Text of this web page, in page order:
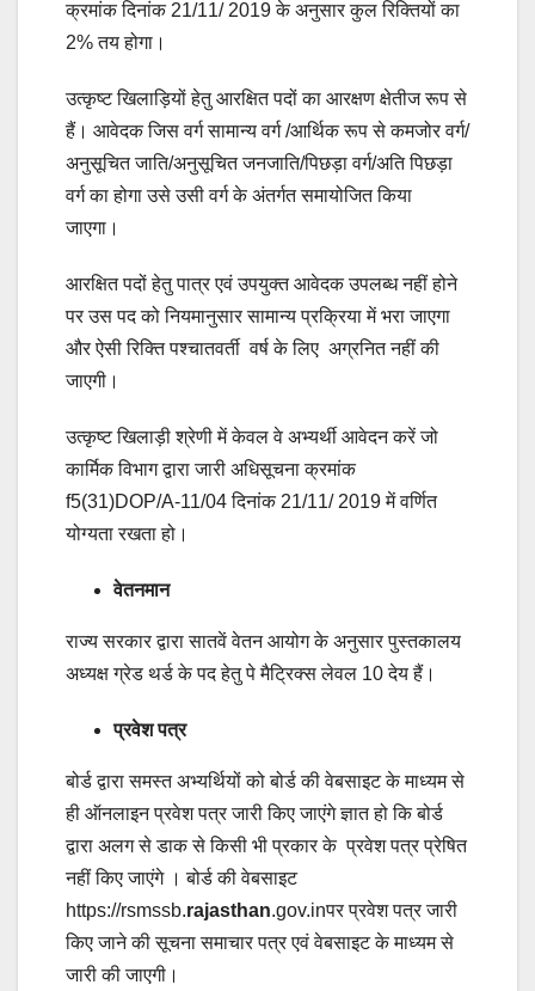
क्रमांक दिनांक 21/11/ 2019 के अनुसार कुल रिक्तियों का
2% तय होगा।
उत्कृष्ट खिलाड़ियों हेतु आरक्षित पदों का आरक्षण क्षेतीज रूप से
हैं। आवेदक जिस वर्ग सामान्य वर्ग /आर्थिक रूप से कमजोर वर्ग/
अनुसूचित जाति/अनुसूचित जनजाति/पिछड़ा वर्ग/अति पिछड़ा
वर्ग का होगा उसे उसी वर्ग के अंतर्गत समायोजित किया
जाएगा।
आरक्षित पदों हेतु पात्र एवं उपयुक्त आवेदक उपलब्ध नहीं होने
पर उस पद को नियमानुसार सामान्य प्रक्रिया में भरा जाएगा
और ऐसी रिक्ति पश्चातवर्ती वर्ष के लिए अग्रनित नहीं की
जाएगी।
उत्कृष्ट खिलाड़ी श्रेणी में केवल वे अभ्यर्थी आवेदन करें जो
कार्मिक विभाग द्वारा जारी अधिसूचना क्रमांक
f5(31)DOP/A-11/04 दिनांक 21/11/ 2019 में वर्णित
योग्यता रखता हो।
वेतनमान
राज्य सरकार द्वारा सातवें वेतन आयोग के अनुसार पुस्तकालय
अध्यक्ष ग्रेड थर्ड के पद हेतु पे मैट्रिक्स लेवल 10 देय हैं।
प्रवेश पत्र
बोर्ड द्वारा समस्त अभ्यर्थियों को बोर्ड की वेबसाइट के माध्यम से
ही ऑनलाइन प्रवेश पत्र जारी किए जाएंगे ज्ञात हो कि बोर्ड
द्वारा अलग से डाक से किसी भी प्रकार के प्रवेश पत्र प्रेषित
नहीं किए जाएंगे । बोर्ड की वेबसाइट
https://rsmssb.rajasthan.gov.inपर प्रवेश पत्र जारी
किए जाने की सूचना समाचार पत्र एवं वेबसाइट के माध्यम से
जारी की जाएगी।